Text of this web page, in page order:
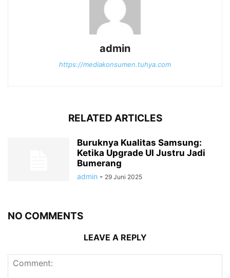
admin
https://mediakonsumen.tuhya.com
RELATED ARTICLES
Buruknya Kualitas Samsung:
Ketika Upgrade UI Justru Jadi
Bumerang
admin - 29 Juni 2025
NO COMMENTS
LEAVE A REPLY